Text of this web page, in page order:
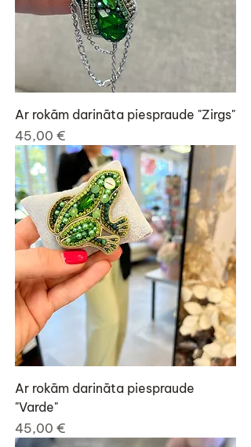
Ar rokām darināta piespraude "Zirgs"
Cena
45,00 €
Ar rokām darināta piespraude
"Varde"
Cena
45,00 €